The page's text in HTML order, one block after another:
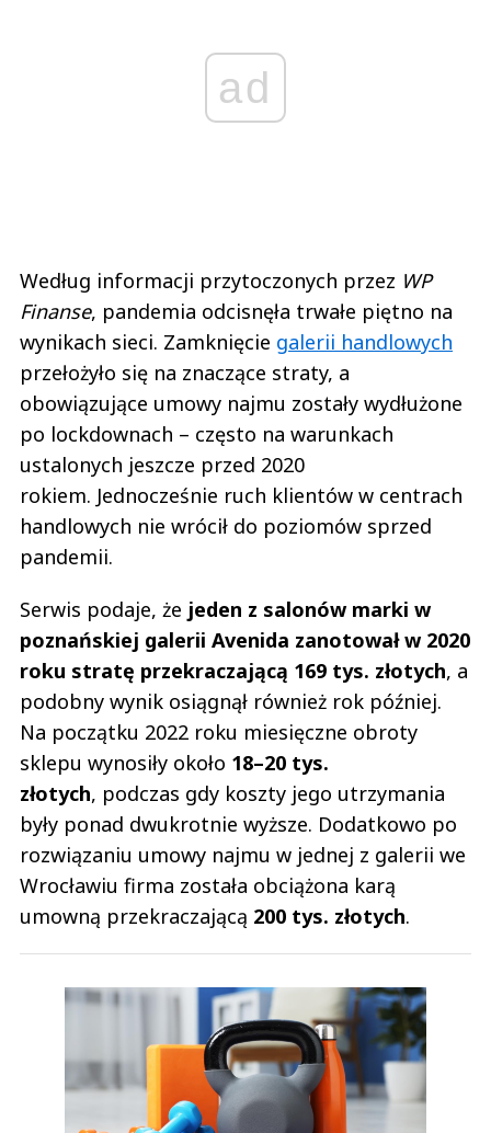
ad
Według informacji przytoczonych przez WP
Finanse, pandemia odcisnęła trwałe piętno na
wynikach sieci. Zamknięcie galerii handlowych
przełożyło się na znaczące straty, a
obowiązujące umowy najmu zostały wydłużone
po lockdownach – często na warunkach
ustalonych jeszcze przed 2020
rokiem. Jednocześnie ruch klientów w centrach
handlowych nie wrócił do poziomów sprzed
pandemii.
Serwis podaje, że jeden z salonów marki w
poznańskiej galerii Avenida zanotował w 2020
roku stratę przekraczającą 169 tys. złotych, a
podobny wynik osiągnął również rok później.
Na początku 2022 roku miesięczne obroty
sklepu wynosiły około 18–20 tys.
złotych, podczas gdy koszty jego utrzymania
były ponad dwukrotnie wyższe. Dodatkowo po
rozwiązaniu umowy najmu w jednej z galerii we
Wrocławiu firma została obciążona karą
umowną przekraczającą 200 tys. złotych.